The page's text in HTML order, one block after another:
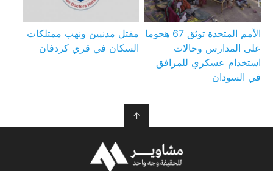
الأمم المتحدة توثق 67 هجوما
على المدارس وحالات
استخدام عسكري للمرافق
في السودان
مقتل مدنيين ونهب ممتلكات
السكان في قري كردفان
↑